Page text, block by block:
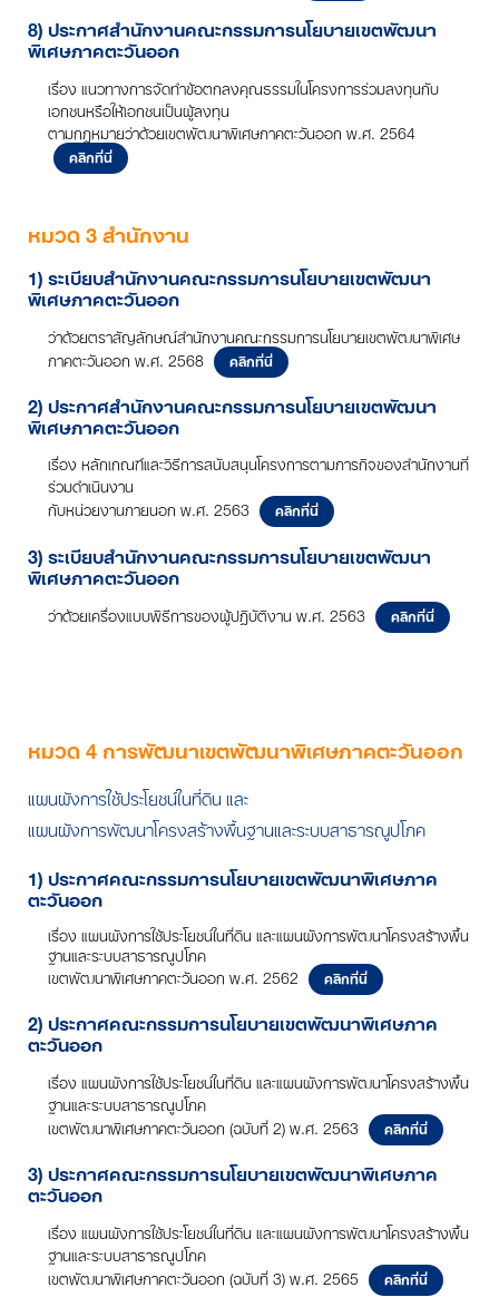
8) ประกาศสำนักงานคณะกรรมการนโยบายเขตพัฒนา
พิเศษภาคตะวันออก
เรื่อง แนวทางการจัดทำข้อตกลงคุณธรรมในโครงการร่วมลงทุนกับ
เอกชนหรือให้เอกชนเป็นผู้ลงทุน
ตามกฎหมายว่าด้วยเขตพัฒนาพิเศษภาคตะวันออก พ.ศ. 2564
คลิกที่นี่
หมวด 3 สำนักงาน
1) ระเบียบสำนักงานคณะกรรมการนโยบายเขตพัฒนา
พิเศษภาคตะวันออก
ว่าด้วยตราสัญลักษณ์สำนักงานคณะกรรมการนโยบายเขตพัฒนาพิเศษ
ภาคตะวันออก พ.ศ. 2568 คลิกที่นี่
2) ประกาศสำนักงานคณะกรรมการนโยบายเขตพัฒนา
พิเศษภาคตะวันออก
เรื่อง หลักเกณฑ์และวิธีการสนับสนุนโครงการตามภารกิจของสำนักงานที่
ร่วมดำเนินงาน
กับหน่วยงานภายนอก พ.ศ. 2563 คลิกที่นี่
3) ระเบียบสำนักงานคณะกรรมการนโยบายเขตพัฒนา
พิเศษภาคตะวันออก
ว่าด้วยเครื่องแบบพิธีการของผู้ปฏิบัติงาน พ.ศ. 2563 คลิกที่นี่
หมวด 4 การพัฒนาเขตพัฒนาพิเศษภาคตะวันออก
แผนผังการใช้ประโยชน์ในที่ดิน และ
แผนผังการพัฒนาโครงสร้างพื้นฐานและระบบสาธารณูปโภค
1) ประกาศคณะกรรมการนโยบายเขตพัฒนาพิเศษภาค
ตะวันออก
เรื่อง แผนผังการใช้ประโยชน์ในที่ดิน และแผนผังการพัฒนาโครงสร้างพื้น
ฐานและระบบสาธารณูปโภค
เขตพัฒนาพิเศษภาคตะวันออก พ.ศ. 2562 คลิกที่นี่
2) ประกาศคณะกรรมการนโยบายเขตพัฒนาพิเศษภาค
ตะวันออก
เรื่อง แผนผังการใช้ประโยชน์ในที่ดิน และแผนผังการพัฒนาโครงสร้างพื้น
ฐานและระบบสาธารณูปโภค
เขตพัฒนาพิเศษภาคตะวันออก (ฉบับที่ 2) พ.ศ. 2563 คลิกที่นี่
3) ประกาศคณะกรรมการนโยบายเขตพัฒนาพิเศษภาค
ตะวันออก
เรื่อง แผนผังการใช้ประโยชน์ในที่ดิน และแผนผังการพัฒนาโครงสร้างพื้น
ฐานและระบบสาธารณูปโภค
เขตพัฒนาพิเศษภาคตะวันออก (ฉบับที่ 3) พ.ศ. 2565 คลิกที่นี่